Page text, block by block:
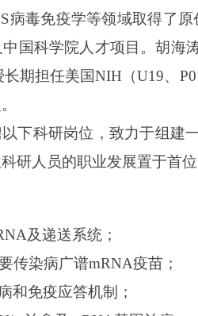
毒免疫学等领域取得了原
国科学院人才项目。胡海
期担任美国NIH（U19、
下科研岗位，致力于组建
研人员的职业发展置于首位
及递送系统 ；
传染病广谱mRNA疫苗 ；
和免疫应答机制
；